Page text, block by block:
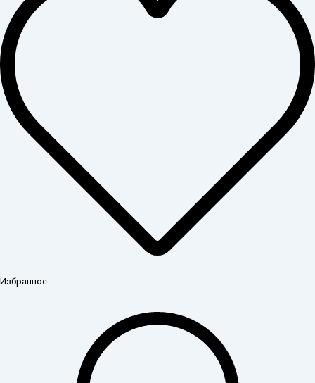
Избранное